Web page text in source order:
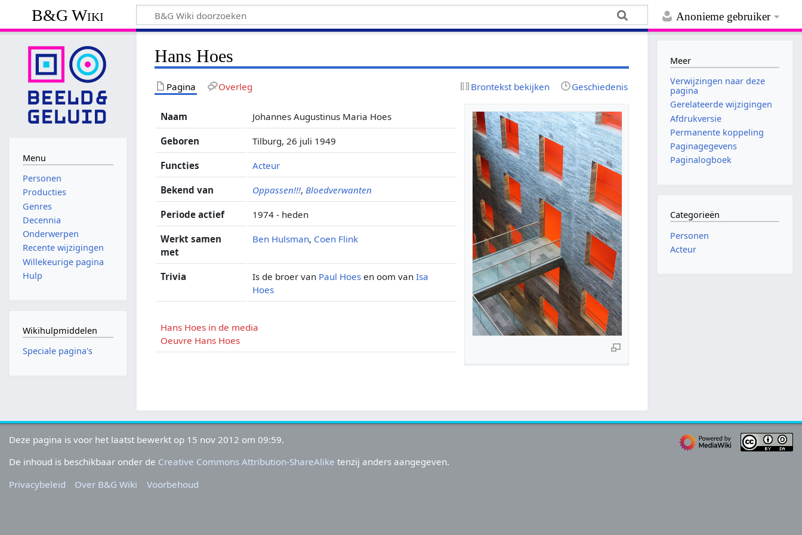
Anonieme gebruiker
B&G Wiki
Hans Hoes
Pagina Overleg Brontekst bekijken Geschiedenis
Naam Johannes Augustinus Maria Hoes
Geboren Tilburg, 26 juli 1949
Functies Acteur
Bekend van Oppassen!!!, Bloedverwanten
Periode actief 1974 - heden
Werkt samen
met
Ben Hulsman, Coen Flink
Trivia Is de broer van Paul Hoes en oom vanIsa
Hoes
Hans Hoes in de media
Oeuvre Hans Hoes
Menu
Personen
Producties
Genres
Decennia
Onderwerpen
Recente wijzigingen
Willekeurige pagina
Hulp
Wikihulpmiddelen
Speciale pagina's
Meer
Verwijzingen naar deze
pagina
Gerelateerde wijzigingen
Afdrukversie
Permanente koppeling
Paginagegevens
Paginalogboek
Categorieën
Personen
Acteur
Deze pagina is voor het laatst bewerkt op 15 nov 2012 om 09:59.
De inhoud is beschikbaar onder de Creative Commons Attribution-ShareAlike tenzij anders aangegeven.
Privacybeleid
Over B&G Wiki Voorbehoud